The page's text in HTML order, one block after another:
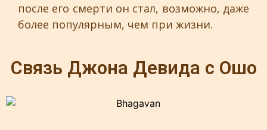
после его смерти он стал, возможно, даже
более популярным, чем при жизни.
Связь Джона Девида с Ошо